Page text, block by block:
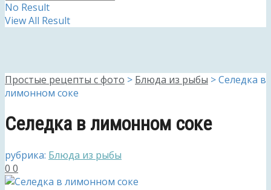
No Result
View All Result
Простые рецепты с фото > Блюда из рыбы >Селедка в
лимонном соке
Селедка в лимонном соке
рубрика: Блюда из рыбы
0 0